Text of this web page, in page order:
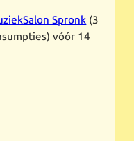
Spronk (3
vóór 14